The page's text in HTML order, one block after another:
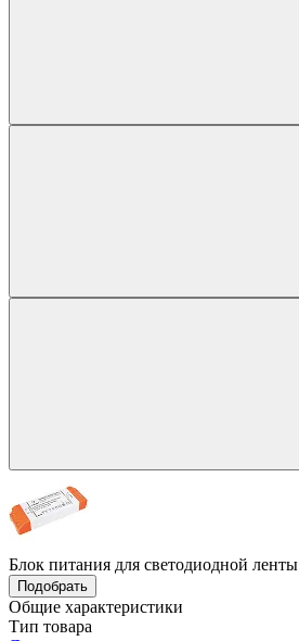
Блок питания для светодиодной ленты
Подобрать
Общие характеристики
Тип товара